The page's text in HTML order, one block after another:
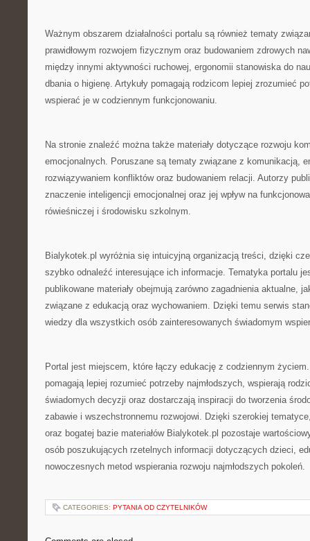
Ważnym obszarem działalności portalu są również tematy
prawidłowym rozwojem fizycznym oraz budowaniem zdrowych
między innymi aktywności ruchowej, ergonomii stanowiska do
dbania o higienę. Artykuły pomagają rodzicom lepiej zrozumieć
wspierać je w codziennym funkcjonowaniu.
Na stronie znaleźć można także materiały dotyczące rozwoju
emocjonalnych. Poruszane są tematy związane z komunikacją,
rozwiązywaniem konfliktów oraz budowaniem relacji. Autorzy
znaczenie inteligencji emocjonalnej oraz jej wpływ na
rówieśniczej i środowisku szkolnym.
Bialykotek.pl wyróżnia się intuicyjną organizacją treści, dzięki
szybko odnaleźć interesujące ich informacje. Tematyka portalu
publikowane materiały obejmują zarówno zagadnienia aktualne,
związane z edukacją oraz wychowaniem. Dzięki temu serwis
wiedzy dla wszystkich osób zainteresowanych świadomym
Portal jest miejscem, które łączy edukację z codziennym
pomagają lepiej rozumieć potrzeby najmłodszych, wspierają
świadomych decyzji oraz dostarczają inspiracji do tworzenia
zabawie i wszechstronnemu rozwojowi. Dzięki szerokiej
oraz bogatej bazie materiałów Bialykotek.pl pozostaje
osób poszukujących rzetelnych informacji dotyczących dzieci,
nowoczesnych metod wspierania rozwoju najmłodszych pokoleń.
CATEGORIES: PYTANIA OD CZYTELNIKÓW